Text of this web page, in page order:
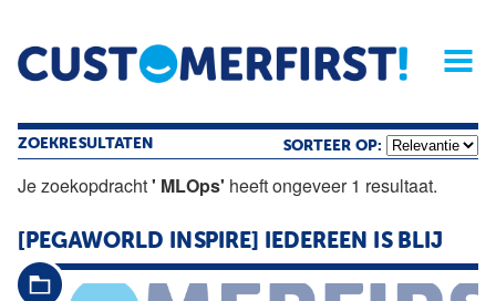
Home Opinie Archief
Magazine
ZOEKRESULTATEN SORTEER OP:
Je zoekopdracht' MLOps' heeft ongeveer 1 resultaat.
[PEGAWORLD INSPIRE] IEDEREEN IS BLIJ